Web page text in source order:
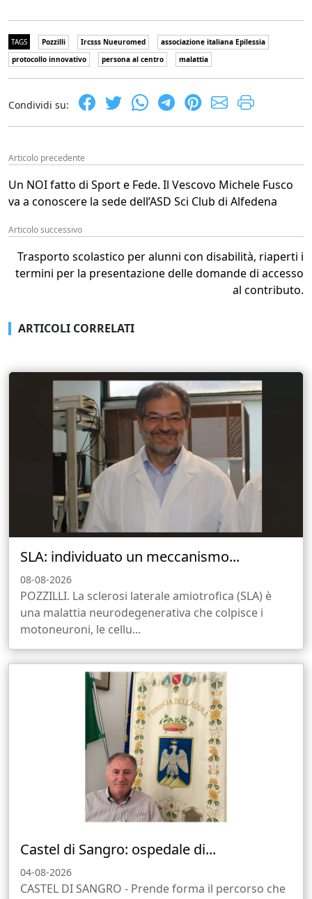
TAGS Pozzilli Ircsss Nueuromed
associazione italiana Epilessia
protocollo innovativo
persona al centro malattia
Condividi su:
Articolo precedente
Un NOI fatto di Sport e Fede. Il Vescovo Michele Fusco
va a conoscere la sede dell’ASD Sci Club di Alfedena
Articolo successivo
Trasporto scolastico per alunni con disabilità, riaperti i
termini per la presentazione delle domande di accesso
al contributo.
ARTICOLI CORRELATI
SLA: individuato un meccanismo...
08-08-2026
POZZILLI. La sclerosi laterale amiotrofica (SLA) è
una malattia neurodegenerativa che colpisce i
motoneuroni, le cellu...
Castel di Sangro: ospedale di...
04-08-2026
CASTEL DI SANGRO - Prende forma il percorso che